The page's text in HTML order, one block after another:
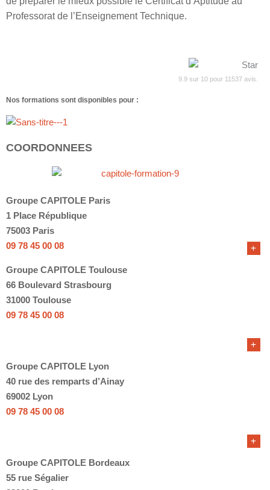
Professorat de l’Enseignement Technique.
9.9 sur 10 pour 11537 avis.
Nos formations sont disponibles pour :
COORDONNEES
Groupe CAPITOLE Paris
1 Place République
75003 Paris
09 78 45 00 08
Groupe CAPITOLE Toulouse
66 Boulevard Strasbourg
31000 Toulouse
09 78 45 00 08
Groupe CAPITOLE Lyon
40 rue des remparts d’Ainay
69002 Lyon
09 78 45 00 08
Groupe CAPITOLE Bordeaux
55 rue Ségalier